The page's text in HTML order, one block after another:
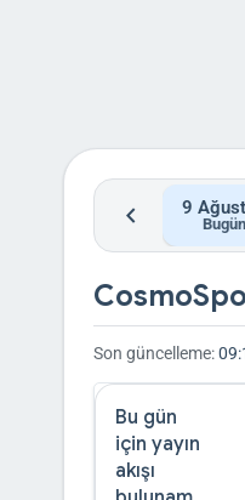
chevron_left 9
Bugün
Son güncelleme:
Bu gün
için yayın
akışı